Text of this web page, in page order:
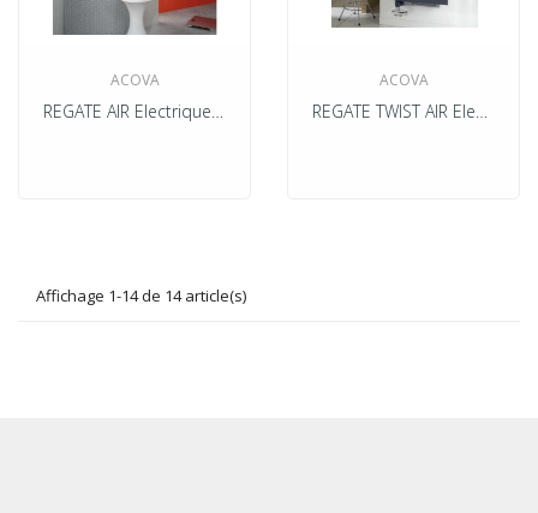
ACOVA
REGATE AIR Electrique + Soufflant 1000w
ACOVA
REGATE TWIST AIR Electrique
Affichage 1-14 de 14 article(s)